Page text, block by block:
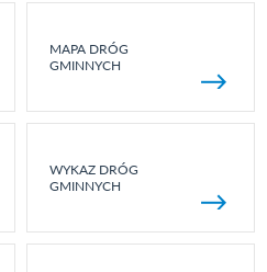
MAPA DRÓG
GMINNYCH
WYKAZ DRÓG
GMINNYCH